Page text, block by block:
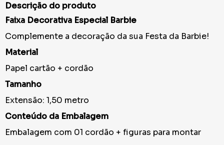
Descrição do produto
Faixa Decorativa Especial Barbie
Complemente a decoração da sua Festa da Barbie!
Material
Papel cartão + cordão
Tamanho
Extensão: 1,50 metro
Conteúdo da Embalagem
Embalagem com 01 cordão + figuras para montar